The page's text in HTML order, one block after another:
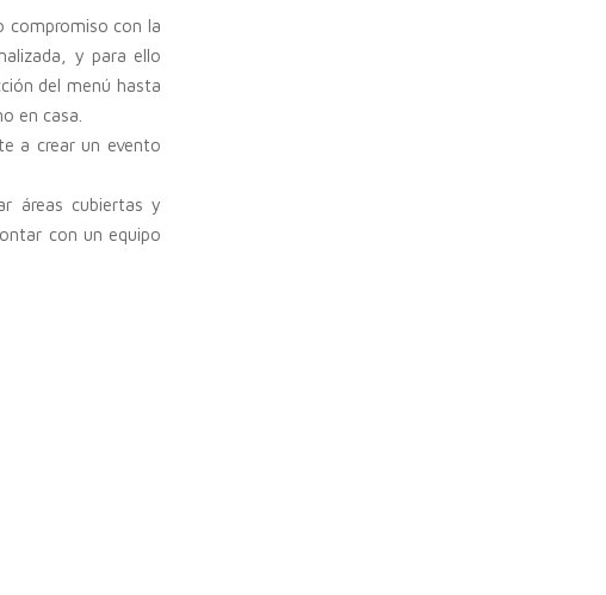
compromiso con la
y para ello
del menú hasta
en casa.
a crear un evento
áreas cubiertas y
con un equipo